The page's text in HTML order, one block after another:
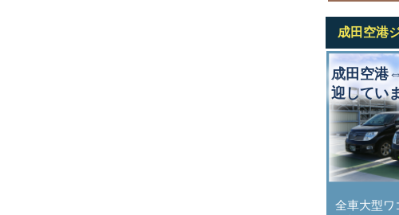
成田空港
成田空港
迎してい
全車大型ワ